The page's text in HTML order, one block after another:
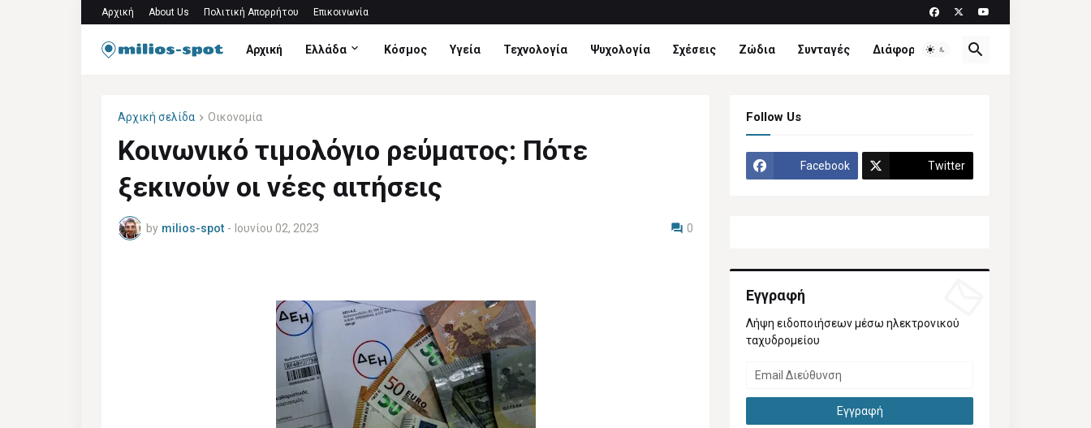
Αρχική About Us Πολιτική Απορρήτου Επικοινωνία
Αρχική Ελλάδα Κόσμος Υγεία Τεχνολογία Ψυχολογία Σχέσεις Ζώδια Συνταγές Διάφορα
Αρχική σελίδα Οικονομία
Κοινωνικό τιμολόγιο ρεύματος: Πότε
ξεκινούν οι νέες αιτήσεις
by milios-spot - Ιουνίου 02, 2023 0
Follow Us
Facebook Twitter
Εγγραφή
Λήψη ειδοποιήσεων μέσω ηλεκτρονικού
ταχυδρομείου